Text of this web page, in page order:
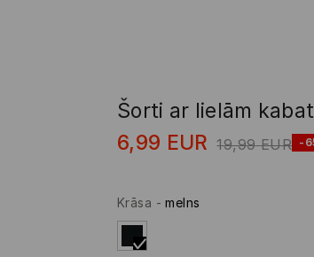
Šorti ar lielām
6,99 EUR 19,99 EUR -
Krāsa -melns